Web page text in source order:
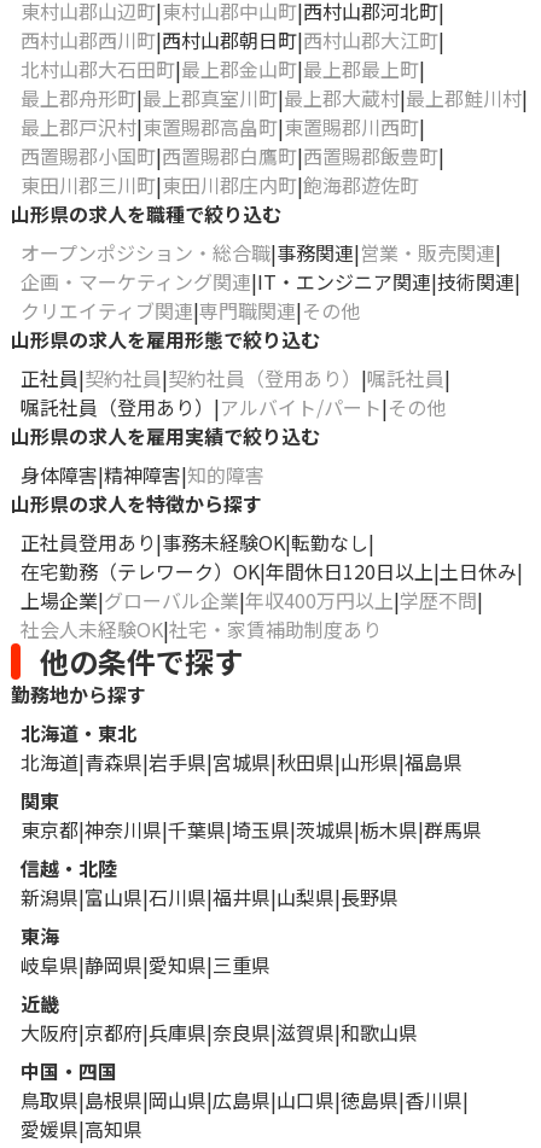
東村山郡山辺町 東村山郡中山町 西村山郡河北町
西村山郡西川町 西村山郡朝日町 西村山郡大江町
北村山郡大石田町 最上郡金山町 最上郡最上町
最上郡舟形町 最上郡真室川町 最上郡大蔵村 最上郡鮭川村
最上郡戸沢村 東置賜郡高畠町 東置賜郡川西町
西置賜郡小国町 西置賜郡白鷹町 西置賜郡飯豊町
東田川郡三川町 東田川郡庄内町 飽海郡遊佐町
山形県の求人を職種で絞り込む
オープンポジション・総合職 事務関連 営業・販売関連
企画・マーケティング関連 IT・エンジニア関連 技術関連
クリエイティブ関連 専門職関連 その他
山形県の求人を雇用形態で絞り込む
正社員 契約社員 契約社員（登用あり）
嘱託社員
嘱託社員（登用あり）
アルバイト/パート その他
山形県の求人を雇用実績で絞り込む
身体障害 精神障害 知的障害
山形県の求人を特徴から探す
正社員登用あり 事務未経験OK 転勤なし
在宅勤務（テレワーク）OK 年間休日120日以上 土日休み
上場企業 グローバル企業 年収400万円以上 学歴不問
社会人未経験OK 社宅・家賃補助制度あり
他の条件で探す
勤務地から探す
北海道・東北
北海道 青森県 岩手県 宮城県 秋田県 山形県 福島県
関東
東京都 神奈川県 千葉県 埼玉県 茨城県 栃木県 群馬県
信越・北陸
新潟県 富山県 石川県 福井県 山梨県 長野県
東海
岐阜県 静岡県 愛知県 三重県
近畿
大阪府 京都府 兵庫県 奈良県 滋賀県 和歌山県
中国・四国
鳥取県 島根県 岡山県 広島県 山口県 徳島県 香川県
愛媛県 高知県